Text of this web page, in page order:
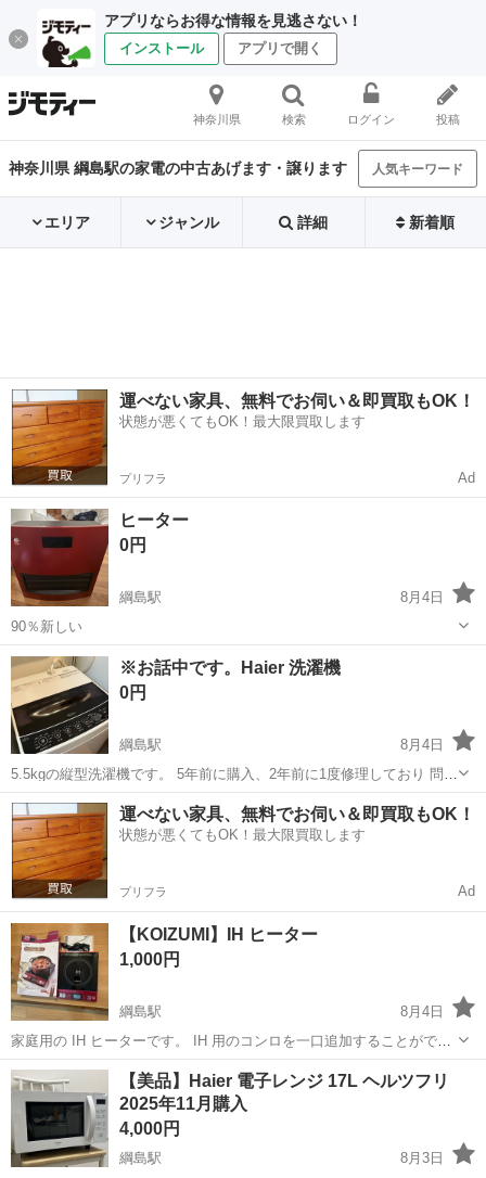
アプリならお得な情報を見逃さない！
インストール アプリで開く
神奈川県 検索 ログイン 投稿
神奈川県 綱島駅の家電の中古あげます・譲ります 人気キーワード
エリア ジャンル 詳細 新着順
運べない家具、無料でお伺い＆即買取もOK！
状態が悪くてもOK！最大限買取します
プリフラ Ad
ヒーター
0円
綱島駅
8月4日
90％新しい
神奈川 横浜市 綱島駅 季節、空調家電
※お話中です。Haier 洗濯機
0円
綱島駅
8月4日
5.5kgの縦型洗濯機です。 5年前に購入、2年前に1度修理しており 問題
なく使用できます。 説明書もお渡しします。 エレベーターなしの2階
から下ろせる方で お取引をお願い致します。
神奈川 横浜市 綱島駅 生活家電 エレベーター
運べない家具、無料でお伺い＆即買取もOK！
状態が悪くてもOK！最大限買取します
プリフラ Ad
【KOIZUMI】IH ヒーター
1,000円
綱島駅
8月4日
家庭用の IH ヒーターです。 IH 用のコンロを一口追加することができ
ます。 引っ越し先で不要となるためお譲りします。 箱, 取扱説明書付
きです。 【状態】 使用感はありますが問題なく利用可能です。 ※...
神奈川 横浜市 綱島駅 キッチン家電
【美品】Haier 電子レンジ 17L ヘルツフリ
2025年11月購入
4,000円
綱島駅
8月3日